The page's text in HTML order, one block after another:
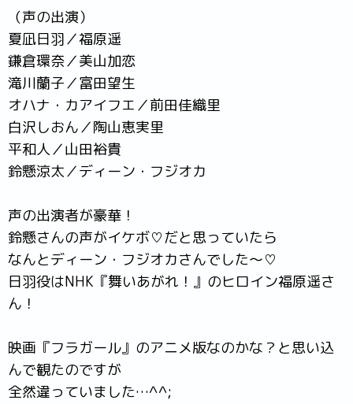
（声の出演）
夏凪日羽／福原遥
鎌倉環奈／美山加恋
滝川蘭子／富田望生
オハナ・カアイフエ／前田佳織里
白沢しおん／陶山恵実里
平和人／山田裕貴
鈴懸涼太／ディーン・フジオカ
声の出演者が豪華！
鈴懸さんの声がイケボ♡だと思っていたら
なんとディーン・フジオカさんでした～♡
日羽役はNHK『舞いあがれ！』のヒロイン福原遥さ
ん！
映画『フラガール』のアニメ版なのかな？と思い込
んで観たのですが
全然違っていました…^^;